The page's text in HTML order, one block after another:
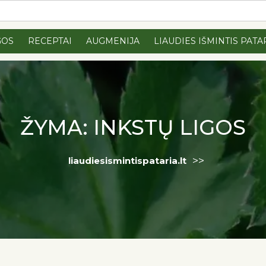
RECEPTAI AUGMENIJA LIAUDIES IŠMINTIS
ŽYMA: INKSTŲ LIGOS
liaudiesismintispataria.lt >>